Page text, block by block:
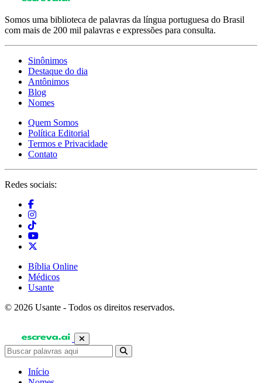
Somos uma biblioteca de palavras da língua portuguesa do Brasil
com mais de 200 mil palavras e expressões para consulta.
Sinônimos
Destaque do dia
Antônimos
Blog
Nomes
Quem Somos
Política Editorial
Termos e Privacidade
Contato
Redes sociais:
Bíblia Online
Médicos
Usante
© 2026 Usante - Todos os direitos reservados.
Início